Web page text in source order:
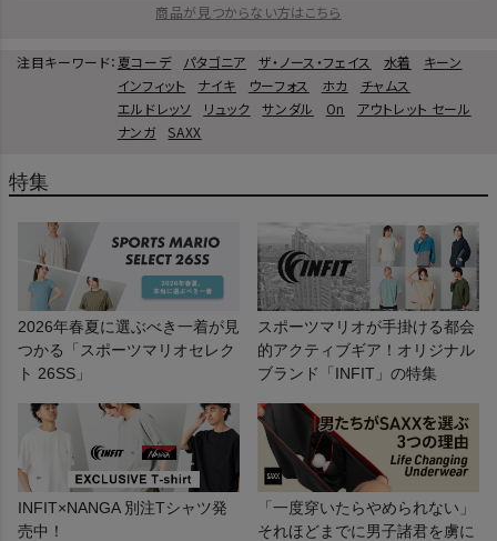
商品が見つからない方はこちら
注目キーワード： 夏コーデ パタゴニア ザ・ノース・フェイス 水着
キーン
インフィット
ナイキ ウーフォス ホカ
チャムス
エルドレッソ
リュック サンダル On
アウトレット セール
ナンガ
SAXX
特集
2026年春夏に選ぶべき一着が見
つかる「スポーツマリオセレク
ト 26SS」
スポーツマリオが手掛ける都会
的アクティブギア！オリジナル
ブランド「INFIT」の特集
INFIT×NANGA 別注Tシャツ発
売中！
「一度穿いたらやめられない」
それほどまでに男子諸君を虜に